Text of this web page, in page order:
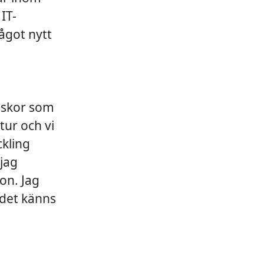
nytt
som
och vi
Jag
känns